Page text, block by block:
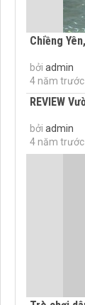
Chiềng
bởi admin
4 năm trước
REVIEW
bởi admin
4 năm trước